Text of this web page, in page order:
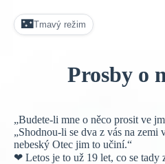
🌃Tmavý režim
Prosby o
„Budete-li mne o něco prosit ve
„Shodnou-li se dva z vás na
nebeský Otec jim to učiní.“
❤ Letos je to už 19 let, co se tady